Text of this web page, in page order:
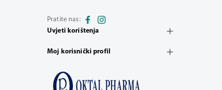
Pratite nas:
Uvjeti korištenja
Moj korisnički profil